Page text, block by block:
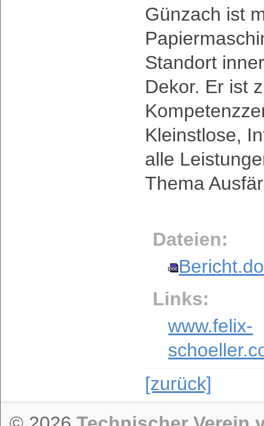
Günzach ist
Standort
Dekor. Er ist
Kleinstlose,
alle
Thema
Dateien:
Links:
www.felix-
[zurück]